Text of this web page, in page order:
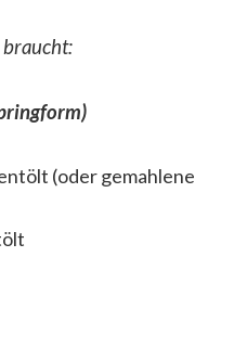
(oder gemahlene